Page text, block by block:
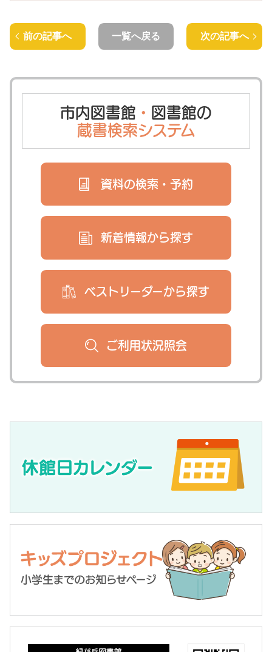
前の記事へ 一覧へ戻る 次の記事へ
市内図書館 ・ 図書館の
蔵書検索システム
資料の検索・ 予約
新着情報から探す
ベストリーダーから探す
ご利用状況照会